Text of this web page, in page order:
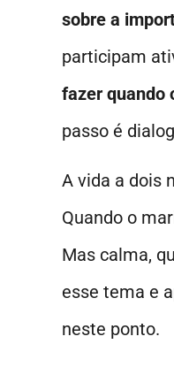
sobre a
participam
fazer quando
passo é
A vida a dois
Quando o
Mas calma,
esse tema e
neste ponto.